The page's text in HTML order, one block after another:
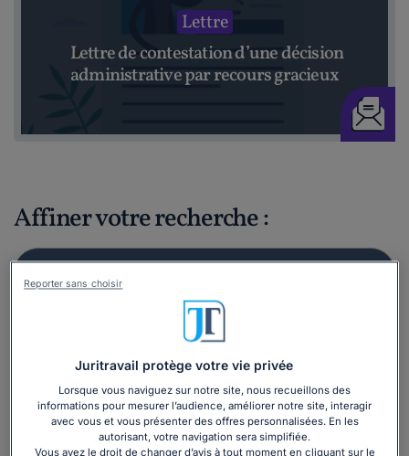
Lettre
Lettre de contestation d’une décision
administrative par recours gracieux
Affiner votre recherche :
Juritravail protège votre vie privée
Lorsque vous naviguez sur notre site, nous recueillons des
informations pour mesurer l’audience, améliorer notre site, interagir
avec vous et vous présenter des offres personnalisées. En les
autorisant, votre navigation sera simplifiée.
Vous avez le droit de changer d’avis à tout moment en cliquant sur le
Reporter sans choisir